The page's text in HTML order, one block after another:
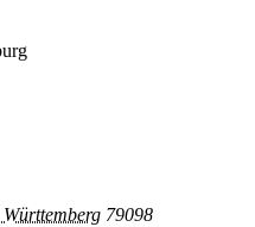
Württemberg 79098